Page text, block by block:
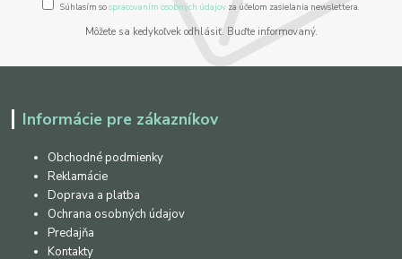
Súhlasím sospracovaním osobných údajov za účelom zasielania newslettera.
Môžete sa kedykoľvek odhlásiť. Buďte informovaný.
Informácie pre zákazníkov
Obchodné podmienky
Reklamácie
Doprava a platba
Ochrana osobných údajov
Predajňa
Kontakty